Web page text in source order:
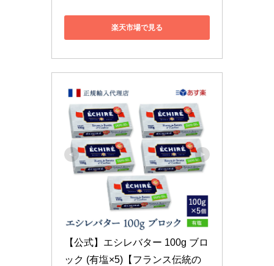
楽天市場で見る
【公式】エシレバター 100g ブロ
ック (有塩×5)【フランス伝統の